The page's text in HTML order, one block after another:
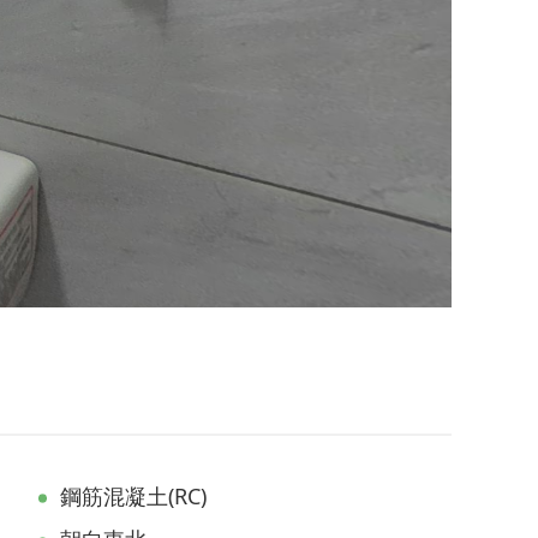
鋼筋混凝土(RC)